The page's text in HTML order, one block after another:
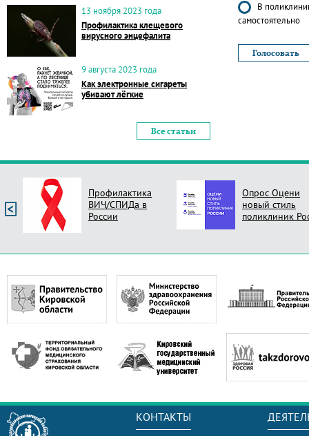
13 ноября 2023 года
Профилактика клещевого
вирусного энцефалита
9 августа 2023 года
Как электронные сигареты
убивают лёгкие
Все статьи
В
самостоятельно
Профилактика
ВИЧ/СПИДа в
России
Опрос Оцени
новый стиль
поликлиник
КОНТАКТЫ